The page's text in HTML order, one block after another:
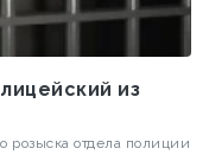
из
розыска отдела полиции